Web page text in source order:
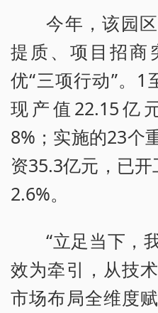
今年，该园
提质、项目招商
优“三项行动”。1
现产值22.15亿
8%；实施的23个
资35.3亿元，已
2.6%。
“立足当下，
效为牵引，从技
市场布局全维度